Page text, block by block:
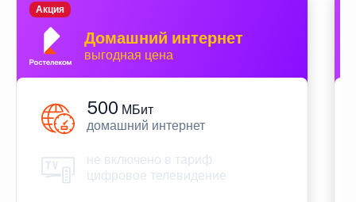
Домашний интернет
выгодная цена
Акция
500 МБит
домашний интернет
не включено в тариф
цифровое телевидение